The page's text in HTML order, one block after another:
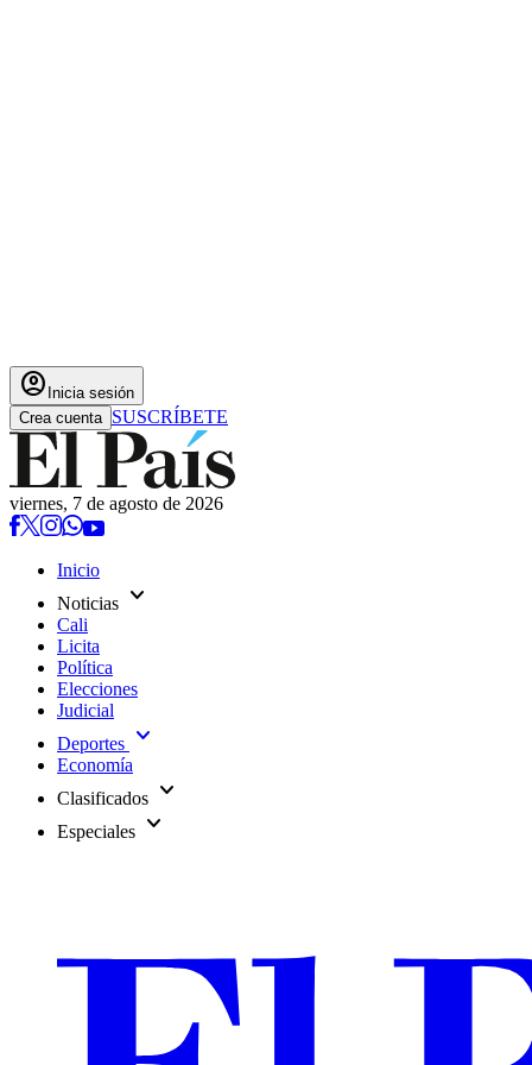
account_circle Inicia sesión
Crea cuenta SUSCRÍBETE
viernes, 7 de agosto de 2026
Inicio
Noticias expand_more
Cali
Licita
Política
Elecciones
Judicial
Deportes expand_more
Economía
Clasificados expand_more
Especiales expand_more